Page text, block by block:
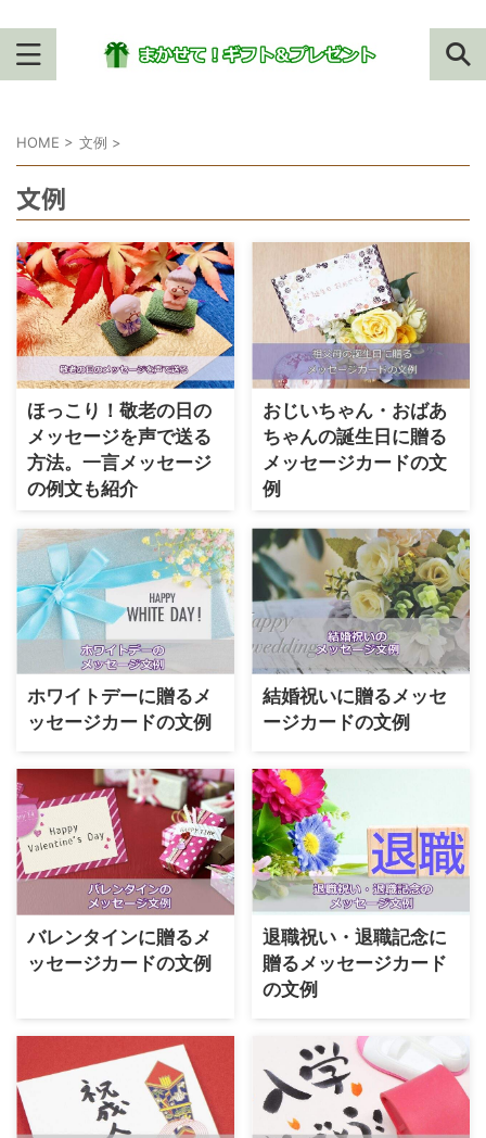
HOME > 文例 >
文例
ほっこり！敬老の日の
メッセージを声で送る
方法。一言メッセージ
の例文も紹介
おじいちゃん・おばあ
ちゃんの誕生日に贈る
メッセージカードの文
例
ホワイトデーに贈るメ
ッセージカードの文例
結婚祝いに贈るメッセ
ージカードの文例
バレンタインに贈るメ
ッセージカードの文例
退職祝い・退職記念に
贈るメッセージカード
の文例